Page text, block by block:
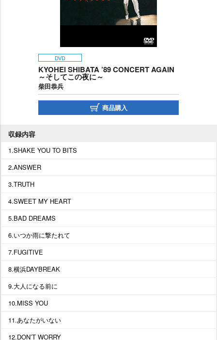
DVD
KYOHEI SHIBATA ’89 CONCERT AGAIN
～そしてこの夜に～
柴田恭兵
商品購入
収録内容
1.SHAKE YOU TO BITS
2.ANSWER
3.TRUTH
4.SWEET MY HEART
5.BAD DREAMS
6.いつか雨に撃たれて
7.FUGITIVE
8.横浜DAYBREAK
9.大人になる前に
10.MISS YOU
11.あなたがいない
12.DON’T WORRY